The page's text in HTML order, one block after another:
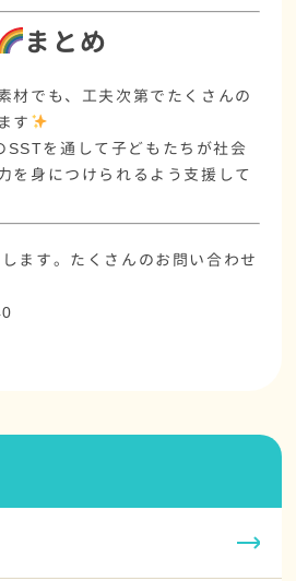
まとめ
材でも、工夫次第で たくさんの
す
を通して子どもたちが社会
を身につけられるよう支援して
ます。たくさんのお問い合わせ